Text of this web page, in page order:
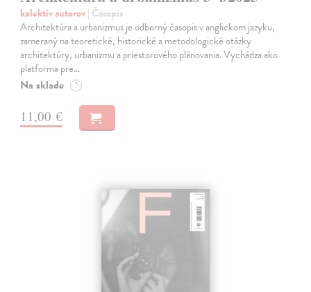
kolektív autorov| Časopis
Architektúra a urbanizmus je odborný časopis v anglickom jazyku,
zameraný na teoretické, historické a metodologické otázky
architektúry, urbanizmu a priestorového plánovania. Vychádza ako
platforma pre…
Na sklade ?
11,00 €